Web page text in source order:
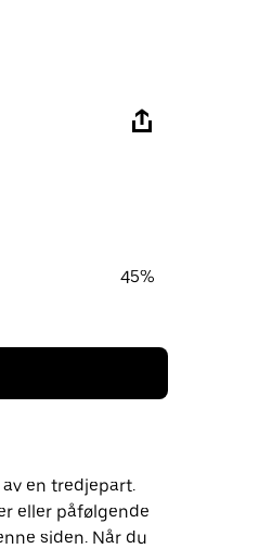
45%
en tredjepart.
eller påfølgende
siden. Når du